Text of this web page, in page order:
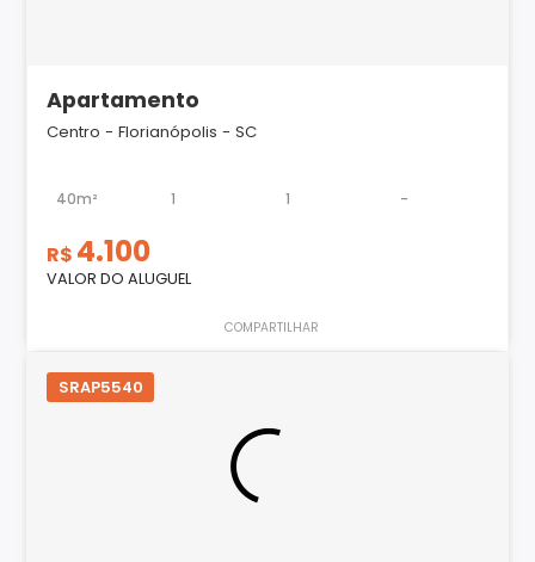
Apartamento
Centro - Florianópolis - SC
40m² 1 1 -
R$ 4.100
VALOR DO ALUGUEL
COMPARTILHAR
SRAP5540